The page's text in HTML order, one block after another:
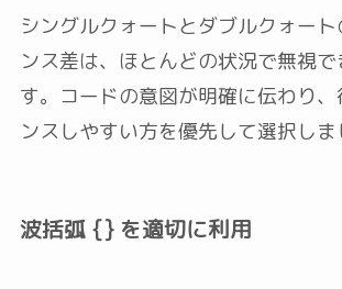
シングルクォートとダブルクォー
ンス差は、ほとんどの状況で無視
す。コードの意図が明確に伝わり
ンスしやすい方を優先して選択しま
波括弧 {} を適切に利用